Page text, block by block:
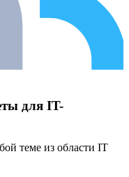
для IT-
теме из области IT